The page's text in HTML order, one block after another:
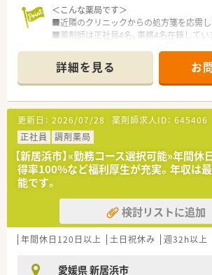
＜こんな薬局です＞
■近隣のクリニックからの処方箋を応需し
■薬剤師は正社員4名、事務4名在籍してい
当店舗以外での配属となる可能性もござ
＜こんな薬局です＞
■内科・整形外科の処方箋がメインです。
■1日平均90枚/日程度応需しています。
■在宅（居宅）も年間20件程対応しています。
＜法人概要＞
■全国へ店舗展開されている大手企業です
新居浜エリアを含み愛媛県内に複数店舗
囲内を入職時に選択することもできますの
プランにあわせてご相談下さい。
■充実の福利厚生制度
借り上げ社宅や住宅手当の支給あり。（
限有）
半額会社負担制度
詳細を見る お
更新日： 2026/07/28 薬剤師求人ID： 645406
正社員
調剤薬局
【新居浜市】«勤務コース選択可能»年間
得率100%など福利厚生が充実。年収は
能です。
検討リストに追加
年間休日120日以上 土日祝休み 週32h以上
愛媛県 新居浜市